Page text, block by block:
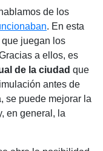
de los
. En esta
juegan los
a ellos, es
de la ciudad que
antes de
se puede mejorar la
en general, la